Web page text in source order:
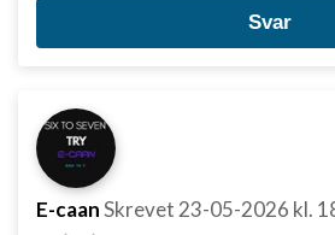
Svar
E-caanSkrevet 23-05-2026 kl.